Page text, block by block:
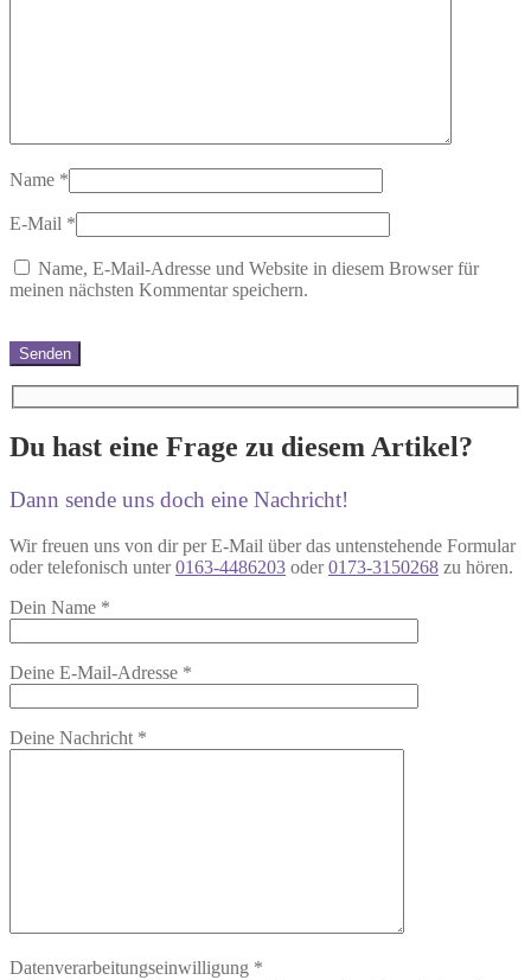
Name *
E-Mail *
Name, E-Mail-Adresse und Website in diesem Browser für
meinen nächsten Kommentar speichern.
Du hast eine Frage zu diesem Artikel?
Dann sende uns doch eine Nachricht!
Wir freuen uns von dir per E-Mail über das untenstehende Formular
oder telefonisch unter0163-4486203 oder0173-3150268 zu hören.
Dein Name *
Deine E-Mail-Adresse *
Deine Nachricht *
Datenverarbeitungseinwilligung *